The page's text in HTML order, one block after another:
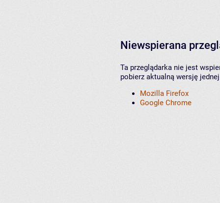
Niewspierana
Ta przeglądarka nie jest
pobierz aktualną wersję
Mozilla Firefox
Google Chrome